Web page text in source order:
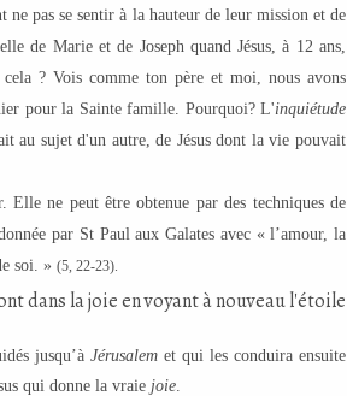
ne pas se sentir à la hauteur de leur mission et de
de Marie et de Joseph quand Jésus, à 12 ans,
? Vois comme ton père et moi, nous avons
pour la Sainte famille. Pourquoi? L'inquiétude
au sujet d'un autre, de Jésus dont la vie pouvait
Elle ne peut être obtenue par des techniques de
par St Paul aux Galates avec « l’amour, la
soi. » (5, 22-23).
jusqu’à Jérusalemet qui les conduira ensuite
qui donne la vraie joie.